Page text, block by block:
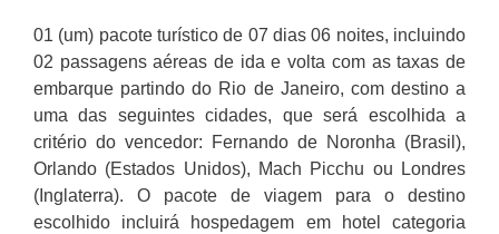
01 (um) pacote turístico de 07 dias 06 noites, incluindo
02 passagens aéreas de ida e volta com as taxas de
embarque partindo do Rio de Janeiro, com destino a
uma das seguintes cidades, que será escolhida a
critério do vencedor: Fernando de Noronha (Brasil),
Orlando (Estados Unidos), Mach Picchu ou Londres
(Inglaterra). O pacote de viagem para o destino
escolhido incluirá hospedagem em hotel categoria